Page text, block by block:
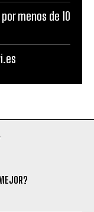
menos de 10